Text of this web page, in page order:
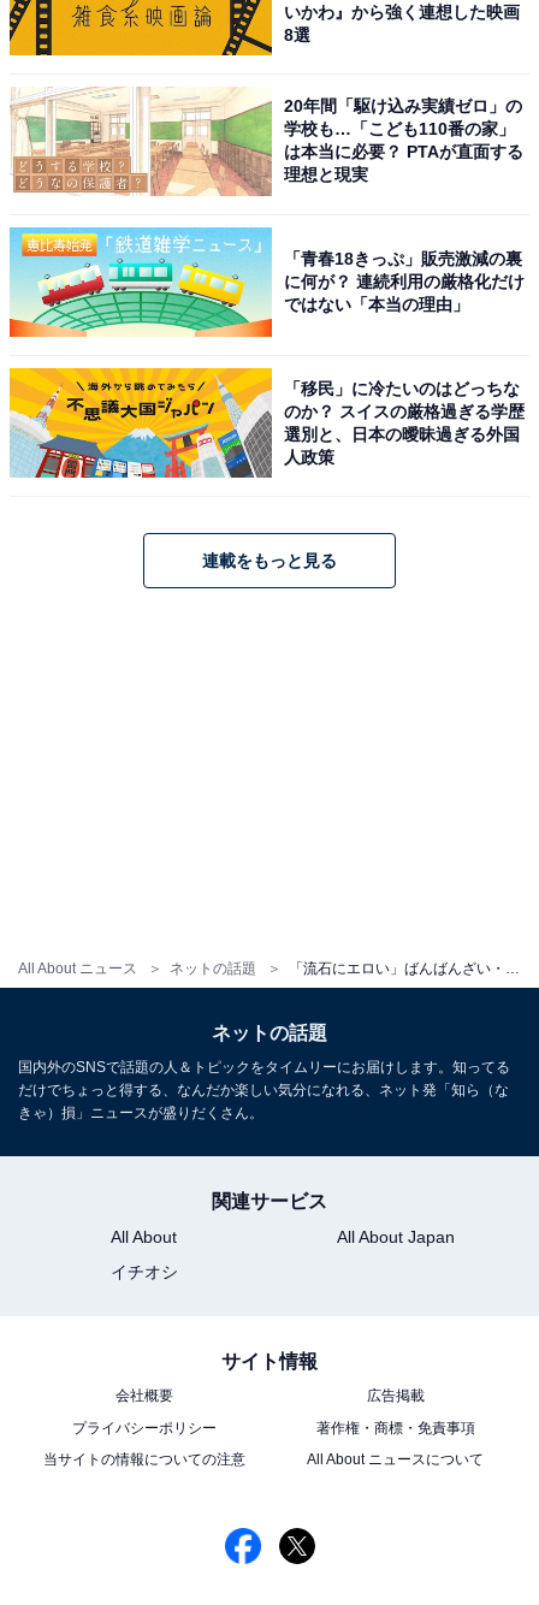
All About ニュース ネットの話題 「流石にエロい」ばんばんざい・るな、妄想膨らむ浴室での下着姿を披露！ 「今から着替えるとこかな」
いかわ』から強く連想した映画
8選
20年間「駆け込み実績ゼロ」の
学校も…「こども110番の家」
は本当に必要？ PTAが直面する
理想と現実
「青春18きっぷ」販売激減の裏
に何が？ 連続利用の厳格化だけ
ではない「本当の理由」
「移民」に冷たいのはどっちな
のか？ スイスの厳格過ぎる学歴
選別と、日本の曖昧過ぎる外国
人政策
連載をもっと見る
ネットの話題
国内外のSNSで話題の人＆トピックをタイムリーにお届けします。知ってる
だけでちょっと得する、なんだか楽しい気分になれる、ネット発「知ら（な
きゃ）損」ニュースが盛りだくさん。
関連サービス
All About
All About Japan
イチオシ
サイト情報
会社概要
広告掲載
プライバシーポリシー
著作権・商標・免責事項
当サイトの情報についての注意
All About ニュースについて